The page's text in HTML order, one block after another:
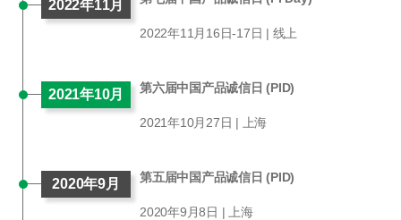
2022年11月
2022年11月16日-17日 | 线上
2021年10月 第六届中国产品诚信日 (PID)
2021年10月27日 | 上海
2020年9月 第五届中国产品诚信日 (PID)
2020年9月8日 | 上海